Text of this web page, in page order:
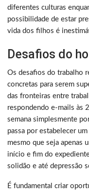
diferentes culturas
possibilidade de estar
vida dos filhos é
Desafios do
Os desafios do trabalho
concretas para serem
das fronteiras entre
respondendo e-mails às
semana simplesmente
passa por estabelecer
mesmo que seja apenas
início e fim do
solidão e até depressão
É fundamental criar